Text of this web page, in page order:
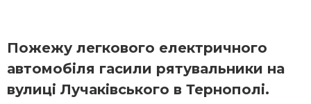
Пожежу легкового електричного
автомобіля гасили рятувальники на
вулиці Лучаківського в Тернополі.